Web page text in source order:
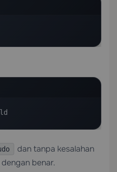
dan tanpa kesalahan
benar.